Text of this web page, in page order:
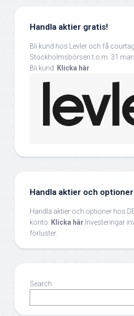
Handla aktier gratis!
Bli kund hos Levler och få
Stockholmsbörsen t.o.m. 31
Bli kund: Klicka här
Handla aktier och optioner
Handla aktier och optioner hos
konto: Klicka här Investeringar
förluster.
Search